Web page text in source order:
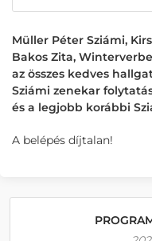
Müller Péter Sziámi,
Bakos Zita,
az összes kedves
Sziámi zenekar
és a legjobb korábbi
A belépés díjtalan!